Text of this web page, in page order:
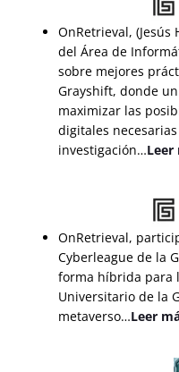
OnRetrieval, (Jesús
del Área de
sobre mejores
Grayshift, donde
maximizar las
digitales
investigación…Leer
OnRetrieval,
Cyberleague de la
forma híbrida para
Universitario de la
metaverso…Leer